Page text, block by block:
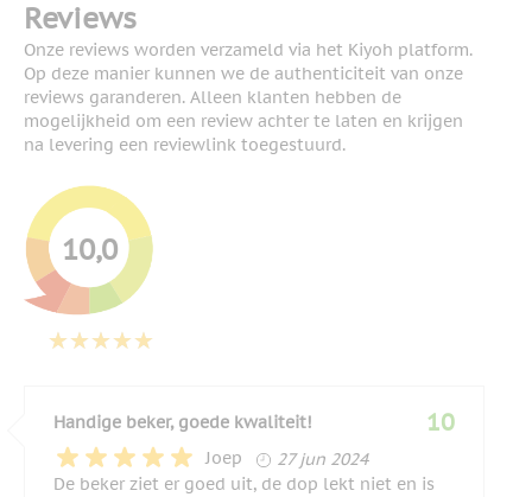
Reviews
Onze reviews worden verzameld via het Kiyoh platform.
Op deze manier kunnen we de authenticiteit van onze
reviews garanderen. Alleen klanten hebben de
mogelijkheid om een review achter te laten en krijgen
na levering een reviewlink toegestuurd.
10,0
Handige beker, goede kwaliteit!
Joep
27 juni 2024
27 jun 2024
10
De beker ziet er goed uit, de dop lekt niet en is